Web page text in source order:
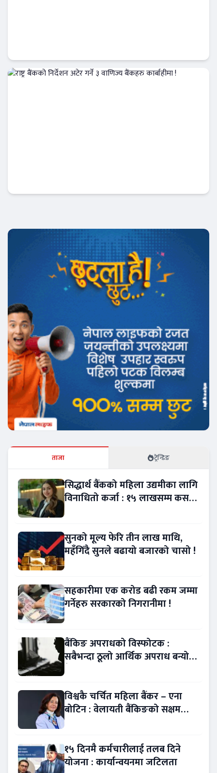
आजको विशेष
ताजा ट्रेन्डिङ
सिद्धार्थ बैंकको महिला उद्यमीका लागि
विनाधितो कर्जा : १५ लाखसम्म कसरी
सुनको मूल्य फेरि तीन लाख माथि,
महँगिँदै सुनले बढायो बजारको चासो !
सहकारीमा एक करोड बढी रकम जम्मा
गर्नेहरु सरकारको निगरानीमा !
बैंकिङ अपराधको विस्फोटक :
सबैभन्दा ठूलो आर्थिक अपराध बन्यो
विश्वकै चर्चित महिला बैंकर – एना
बोटिन : वेलायती बैंकिङको सक्षम
१५ दिनमै कर्मचारीलाई तलब दिने
योजना : कार्यान्वयनमा जटिलता